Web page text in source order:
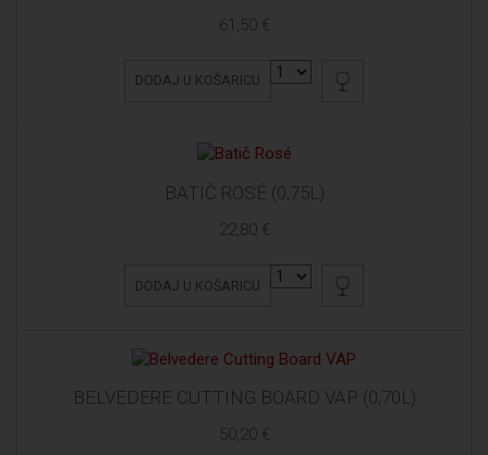
61,50 €
DODAJ U KOŠARICU
BATIČ ROSÉ (0,75L)
22,80 €
DODAJ U KOŠARICU
BELVEDERE CUTTING BOARD VAP (0,70L)
50,20 €